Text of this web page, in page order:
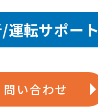
運転サポート
い合わせ